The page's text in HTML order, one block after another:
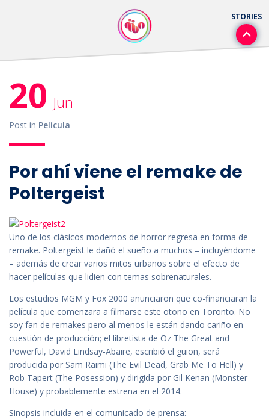
20 Jun
Post in Película
Por ahí viene el remake de
Poltergeist
Uno de los clásicos modernos de horror regresa en forma de
remake. Poltergeist le dañó el sueño a muchos – incluyéndome
– además de crear varios mitos urbanos sobre el efecto de
hacer películas que lidien con temas sobrenaturales.
Los estudios MGM y Fox 2000 anunciaron que co-financiaran la
película que comenzara a filmarse este otoño en Toronto. No
soy fan de remakes pero al menos le están dando cariño en
cuestión de producción; el libretista de Oz The Great and
Powerful, David Lindsay-Abaire, escribió el guion, será
producida por Sam Raimi (The Evil Dead, Grab Me To Hell) y
Rob Tapert (The Posession) y dirigida por Gil Kenan (Monster
House) y probablemente estrena en el 2014.
Sinopsis incluida en el comunicado de prensa: